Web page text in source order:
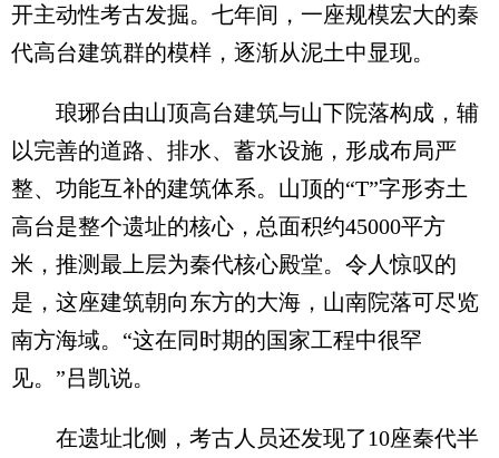
开主动性考古发掘。七年间，一座规模宏大的秦
代高台建筑群的模样，逐渐从泥土中显现。
琅琊台由山顶高台建筑与山下院落构成，辅
以完善的道路、排水、蓄水设施，形成布局严
整、功能互补的建筑体系。山顶的“T”字形夯土
高台是整个遗址的核心，总面积约45000平方
米，推测最上层为秦代核心殿堂。令人惊叹的
是，这座建筑朝向东方的大海，山南院落可尽览
南方海域。“这在同时期的国家工程中很罕
见。”吕凯说。
在遗址北侧，考古人员还发现了10座秦代半